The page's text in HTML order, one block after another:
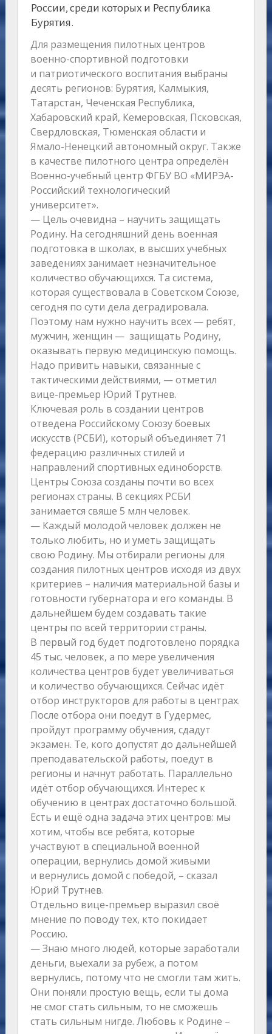
России, среди которых и Республика
Бурятия.
Для размещения пилотных центров
военно-спортивной подготовки
и патриотического воспитания выбраны
десять регионов: Бурятия, Калмыкия,
Татарстан, Чеченская Республика,
Хабаровский край, Кемеровская, Псковская,
Свердловская, Тюменская области и
Ямало-Ненецкий автономный округ. Также
в качестве пилотного центра определён
Военно-учебный центр ФГБУ ВО «МИРЭА-
Российский технологический
университет».
— Цель очевидна – научить защищать
Родину. На сегодняшний день военная
подготовка в школах, в высших учебных
заведениях занимает незначительное
количество обучающихся. Та система,
которая существовала в Советском Союзе,
сегодня по сути дела деградировала.
Поэтому нам нужно научить всех — ребят,
мужчин, женщин — ​ защищать Родину,
оказывать первую медицинскую помощь.
Надо привить навыки, связанные с
тактическими действиями, — отметил
вице-премьер Юрий Трутнев.
Ключевая роль в создании центров
отведена Российскому Союзу боевых
искусств (РСБИ), который объединяет 71
федерацию различных стилей и
направлений спортивных единоборств.
Центры Союза созданы почти во всех
регионах страны. В секциях РСБИ
занимается свяше 5 млн человек.
— Каждый молодой человек должен не
только любить, но и уметь защищать
свою Родину. Мы отбирали регионы для
создания пилотных центров исходя из двух
критериев – наличия материальной базы и
готовности губернатора и его команды. В
дальнейшем будем создавать такие
центры по всей территории страны.
В первый год будет подготовлено порядка
45 тыс. человек, а по мере увеличения
количества центров будет увеличиваться
и количество обучающихся. Сейчас идёт
отбор инструкторов для работы в центрах.
После отбора они поедут в Гудермес,
пройдут программу обучения, сдадут
экзамен. Те, кого допустят до дальнейшей
преподавательской работы, поедут в
регионы и начнут работать. Параллельно
идёт отбор обучающихся. Интерес к
обучению в центрах достаточно большой.
Есть и ещё одна задача этих центров: мы
хотим, чтобы все ребята, которые
участвуют в специальной военной
операции, вернулись домой живыми
и вернулись домой с победой, – сказал
Юрий Трутнев.
Отдельно вице-премьер выразил своё
мнение по поводу тех, кто покидает
Россию.
— Знаю много людей, которые заработали
деньги, выехали за рубеж, а потом
вернулись, потому что не смогли там жить.
Они поняли простую вещь, если ты дома
не смог стать сильным, то не сможешь
стать сильным нигде. Любовь к Родине –